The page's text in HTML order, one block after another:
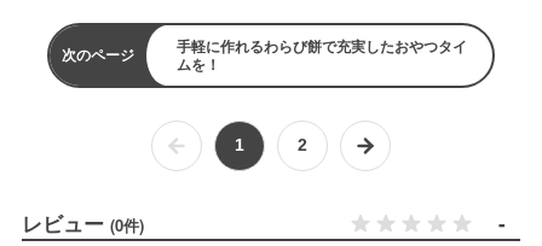
次のページ
手軽に作れるわらび餅で充実したおやつタイ
ムを！
1 2
レビュー (0件) -